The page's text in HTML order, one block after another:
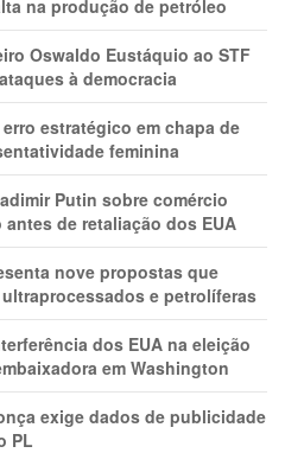
na produção de petróleo
Oswaldo Eustáquio ao STF
à democracia
estratégico em chapa de
feminina
Putin sobre comércio
de retaliação dos EUA
nove propostas que
e petrolíferas
dos EUA na eleição
em Washington
exige dados de publicidade
PL